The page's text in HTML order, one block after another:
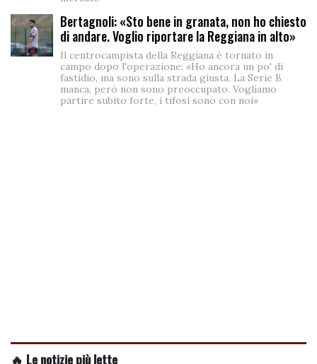
Speciale post Reggiana-Alcione Milano 1-0
Il commento dopo il test di Cavola vinto contro un
avversario di pari categoria, tra campo, società e
mercato
Bertagnoli: «Sto bene in granata, non ho chiesto
di andare. Voglio riportare la Reggiana in alto»